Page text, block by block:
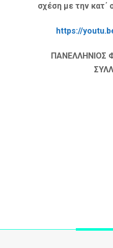
σχέση με την κατ΄
https://
ΠΑΝΕΛΛΗΝΙΟΣ